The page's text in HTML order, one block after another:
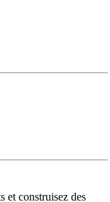
et construisez des